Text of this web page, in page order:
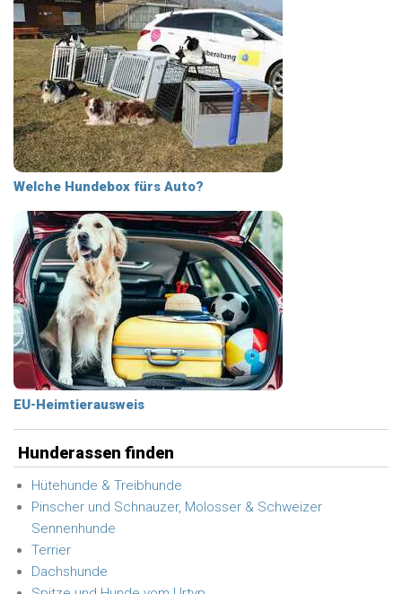
Welche Hundebox fürs Auto?
EU-Heimtierausweis
Hunderassen finden
Hütehunde & Treibhunde
Pinscher und Schnauzer, Molosser & Schweizer
Sennenhunde
Terrier
Dachshunde